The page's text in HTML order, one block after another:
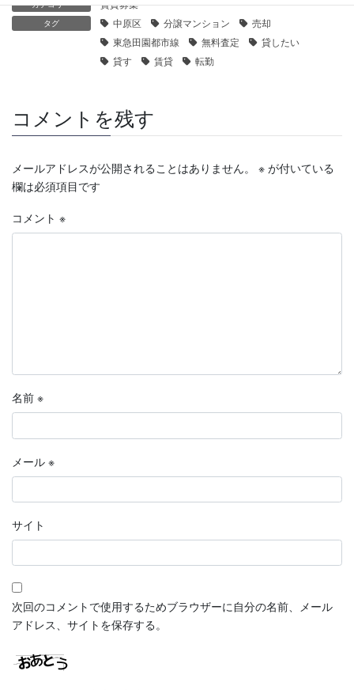
カテゴリー 賃貸募集
タグ 中原区 分譲マンション
売却
東急田園都市線
無料査定
貸したい
貸す
賃貸 転勤
コメントを残す
メールアドレスが公開されることはありません。 ※ が付いている
欄は必須項目です
コメント ※
名前 ※
メール ※
サイト
次回のコメントで使用するためブラウザーに自分の名前、メール
アドレス、サイトを保存する。